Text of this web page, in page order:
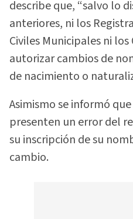
describe que, “salvo lo
anteriores, ni los
Civiles Municipales ni
autorizar cambios de
de nacimiento o
Asimismo se informó
presenten un error del
su inscripción de su
cambio.